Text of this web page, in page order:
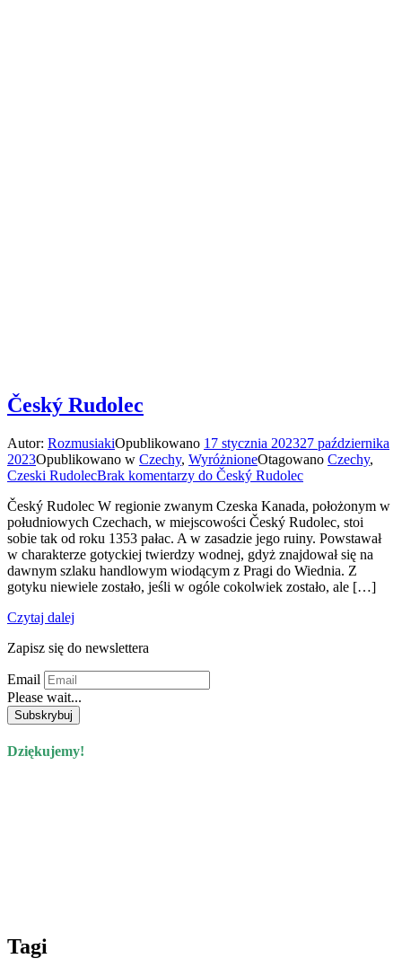
Český Rudolec
Autor: RozmusiakiOpublikowano 17 stycznia 202327 października
2023Opublikowano w Czechy, WyróżnioneOtagowano Czechy,
Czeski RudolecBrak komentarzy do Český Rudolec
Český Rudolec W regionie zwanym Czeska Kanada, położonym w
południowych Czechach, w miejscowości Český Rudolec, stoi
sobie tak od roku 1353 pałac. A w zasadzie jego ruiny. Powstawał
w charakterze gotyckiej twierdzy wodnej, gdyż znajdował się na
dawnym szlaku handlowym wiodącym z Pragi do Wiednia. Z
gotyku niewiele zostało, jeśli w ogóle cokolwiek zostało, ale […]
Czytaj dalej
Zapisz się do newslettera
Email
Please wait...
Dziękujemy!
Tagi